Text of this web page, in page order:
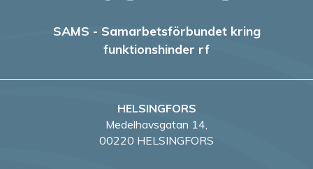
SAMS - Samarbetsförbundet kring
funktionshinder rf
HELSINGFORS
Medelhavsgatan 14,
00220 HELSINGFORS